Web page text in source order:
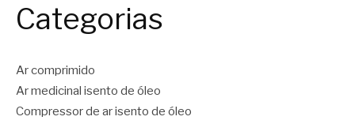
Categorias
Ar comprimido
Ar medicinal isento de óleo
Compressor de ar isento de óleo